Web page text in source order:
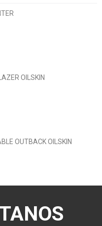
OILSKIN
OUTBACK OILSKIN